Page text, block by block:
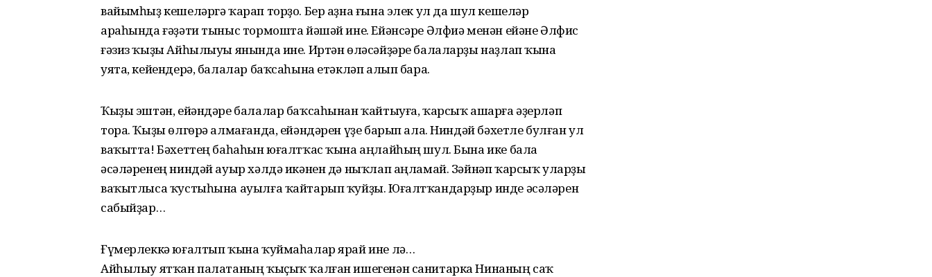
вайымһыҙ кешеләргә ҡарап торҙо. Бер аҙна ғына элек ул да шул кешеләр
араһында ғәҙәти тыныс тормошта йәшәй ине. Ейәнсәре Әлфиә менән ейәне Әлфис
ғәзиз ҡыҙы Айһылыуы янында ине. Иртән өләсәйҙәре балаларҙы наҙлап ҡына
уята, кейендерә, балалар баҡсаһына етәкләп алып бара.
Ҡыҙы эштән, ейәндәре балалар баҡсаһынан ҡайтыуға, ҡарсыҡ ашарға әҙерләп
тора. Ҡыҙы өлгөрә алмағанда, ейәндәрен үҙе барып ала. Ниндәй бәхетле булған ул
ваҡытта! Бәхеттең баһаһын юғалтҡас ҡына аңлайһың шул. Бына ике бала
әсәләренең ниндәй ауыр хәлдә икәнен дә ныҡлап аңламай. Зәйнәп ҡарсыҡ уларҙы
ваҡытлыса ҡустыһына ауылға ҡайтарып ҡуйҙы. Юғалтҡандарҙыр инде әсәләрен
сабыйҙар…
Ғүмерлеккә юғалтып ҡына ҡуймаһалар ярай ине лә…
Айһылыу ятҡан палатаның ҡыҫыҡ ҡалған ишегенән санитарка Нинаның саҡ